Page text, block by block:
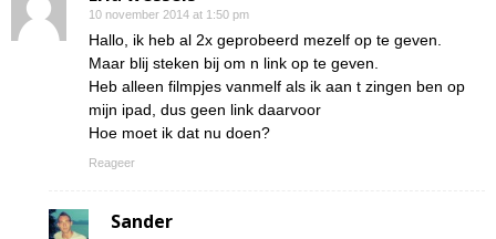
10 november 2014 at 1:50 pm
Hallo, ik heb al 2x geprobeerd mezelf op te geven.
Maar blij steken bij om n link op te geven.
Heb alleen filmpjes vanmelf als ik aan t zingen ben op
mijn ipad, dus geen link daarvoor
Hoe moet ik dat nu doen?
Reageer
Sander